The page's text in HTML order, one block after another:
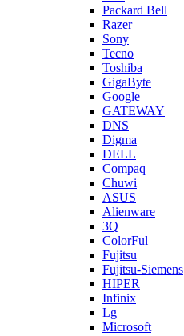
Packard Bell
Razer
Sony
Tecno
Toshiba
GigaByte
Google
GATEWAY
DNS
Digma
DELL
Compaq
Chuwi
ASUS
Alienware
3Q
ColorFul
Fujitsu
Fujitsu-Siemens
HIPER
Infinix
Lg
Microsoft